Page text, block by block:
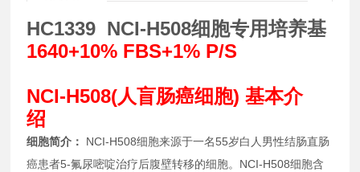
HC1339 NCI-H508细胞专用培养基
1640+10% FBS+1% P/S
NCI-H508(人盲肠癌细胞) 基本介
绍
细胞简介： NCI-H508细胞来源于一名55岁白人男性结肠直肠
癌患者5-氟尿嘧啶治疗后腹壁转移的细胞。NCI-H508细胞含